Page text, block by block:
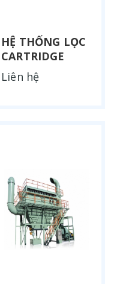
HỆ THỐNG LỌC
CARTRIDGE
Liên hệ